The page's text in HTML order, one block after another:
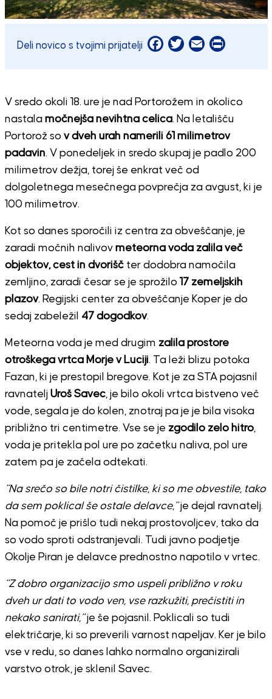
Deli novico s tvojimi prijatelji Facebook
Twitter
EmailPrint
V sredo okoli 18. ure je nad Portorožem in okolico
nastala močnejša nevihtna celica. Na letališču
Portorož so v dveh urah namerili 61 milimetrov
padavin. V ponedeljek in sredo skupaj je padlo 200
milimetrov dežja, torej še enkrat več od
dolgoletnega mesečnega povprečja za avgust, ki je
100 milimetrov.
Kot so danes sporočili iz centra za obveščanje, je
zaradi močnih nalivov meteorna voda zalila več
objektov, cest in dvoriščter dodobra namočila
zemljino, zaradi česar se je sprožilo 17 zemeljskih
plazov. Regijski center za obveščanje Koper je do
sedaj zabeležil 47 dogodkov.
Meteorna voda je med drugim zalila prostore
otroškega vrtca Morje v Luciji. Ta leži blizu potoka
Fazan, ki je prestopil bregove. Kot je za STA pojasnil
ravnatelj Uroš Savec, je bilo okoli vrtca bistveno več
vode, segala je do kolen, znotraj pa je je bila visoka
približno tri centimetre. Vse se je zgodilo zelo hitro,
voda je pritekla pol ure po začetku naliva, pol ure
zatem pa je začela odtekati.
“Na srečo so bile notri čistilke, ki so me obvestile, tako
da sem poklical še ostale delavce,”je dejal ravnatelj.
Na pomoč je prišlo tudi nekaj prostovoljcev, tako da
so vodo sproti odstranjevali. Tudi javno podjetje
Okolje Piran je delavce prednostno napotilo v vrtec.
“Z dobro organizacijo smo uspeli približno v roku
dveh ur dati to vodo ven, vse razkužiti, prečistiti in
nekako sanirati,”je še pojasnil. Poklicali so tudi
električarje, ki so preverili varnost napeljav. Ker je bilo
vse v redu, so danes lahko normalno organizirali
varstvo otrok, je sklenil Savec.